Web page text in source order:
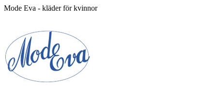
Mode Eva - kläder för kvinnor